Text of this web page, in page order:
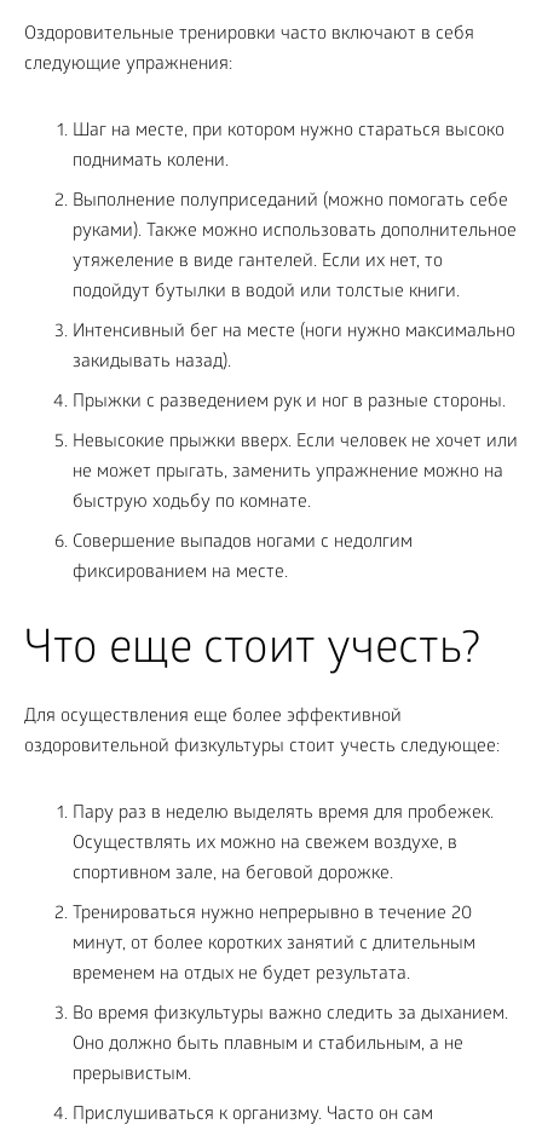
Оздоровительные тренировки часто включают в себя
следующие упражнения:
Шаг на месте, при котором нужно стараться высоко
поднимать колени.
Выполнение полуприседаний (можно помогать себе
руками). Также можно использовать дополнительное
утяжеление в виде гантелей. Если их нет, то
подойдут бутылки в водой или толстые книги.
Интенсивный бег на месте (ноги нужно максимально
закидывать назад).
Прыжки с разведением рук и ног в разные стороны.
Невысокие прыжки вверх. Если человек не хочет или
не может прыгать, заменить упражнение можно на
быструю ходьбу по комнате.
Совершение выпадов ногами с недолгим
фиксированием на месте.
Что еще стоит учесть?
Для осуществления еще более эффективной
оздоровительной физкультуры стоит учесть следующее:
Пару раз в неделю выделять время для пробежек.
Осуществлять их можно на свежем воздухе, в
спортивном зале, на беговой дорожке.
Тренироваться нужно непрерывно в течение 20
минут, от более коротких занятий с длительным
временем на отдых не будет результата.
Во время физкультуры важно следить за дыханием.
Оно должно быть плавным и стабильным, а не
прерывистым.
Прислушиваться к организму. Часто он сам